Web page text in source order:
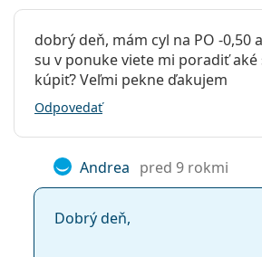
dobrý deň, mám cyl na PO -0,50
su v ponuke viete mi poradiť aké
kúpiť? Veľmi pekne ďakujem
Odpovedať
Andrea pred 9 rokmi
Dobrý deň,